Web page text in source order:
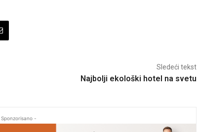
Sledeći tekst
Najbolji ekološki hotel na svetu
-